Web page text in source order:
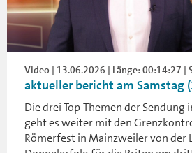
Video | 13.06.2026 | Länge: 00:14:27 |
aktueller bericht am Samstag
Die drei Top-Themen der Sendung
geht es weiter mit den
Römerfest in Mainzweiler von der